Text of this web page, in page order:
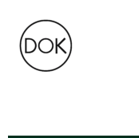
inhoud